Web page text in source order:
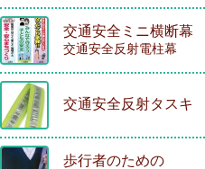
交通安全ミニ横断幕
交通安全反射電柱幕
交通安全反射タスキ
歩行者のための